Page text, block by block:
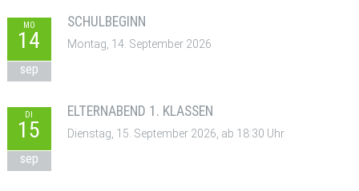
MO
14
sep
SCHULBEGINN
Montag, 14. September 2026
DI
15
sep
ELTERNABEND 1. KLASSEN
Dienstag, 15. September 2026, ab 18:30 Uhr